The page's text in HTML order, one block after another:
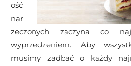
ość
nar
zeczonych zaczyna co
wyprzedzeniem. Aby
musimy zadbać o każdy